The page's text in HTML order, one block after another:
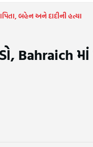
બહેન અને દાદીની હત્યા
Bahraich માં